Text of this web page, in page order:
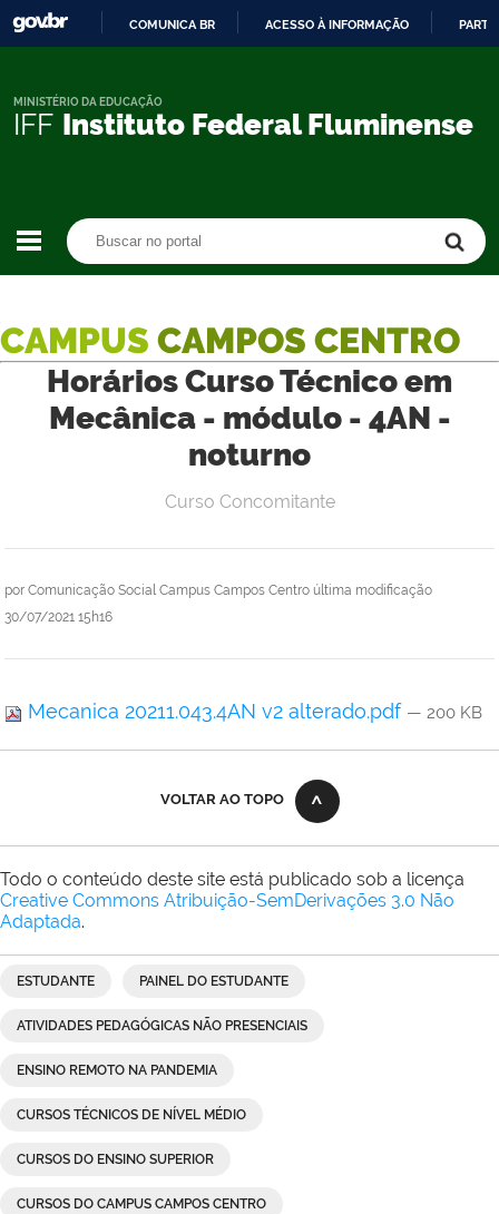
CONTEÚDO
COMUNICA BR ACESSO À INFORMAÇÃO
IFF Instituto Federal Fluminense
MINISTÉRIO DA EDUCAÇÃO
CAMPUS CAMPOS CENTRO
Horários Curso Técnico em
Mecânica - módulo - 4AN -
noturno
por Comunicação Social Campus Campos Centro última modificação
30/07/2021 15h16
Curso Concomitante
Mecanica 20211.043.4AN v2 alterado.pdf — 200 KB
VOLTAR AO TOPO
Todo o conteúdo deste site está publicado sob a licença
Creative Commons Atribuição-SemDerivações 3.0 Não
Adaptada.
ESTUDANTE PAINEL DO ESTUDANTE
ATIVIDADES PEDAGÓGICAS NÃO PRESENCIAIS
ENSINO REMOTO NA PANDEMIA
CURSOS TÉCNICOS DE NÍVEL MÉDIO
CURSOS DO ENSINO SUPERIOR
CURSOS DO CAMPUS CAMPOS CENTRO